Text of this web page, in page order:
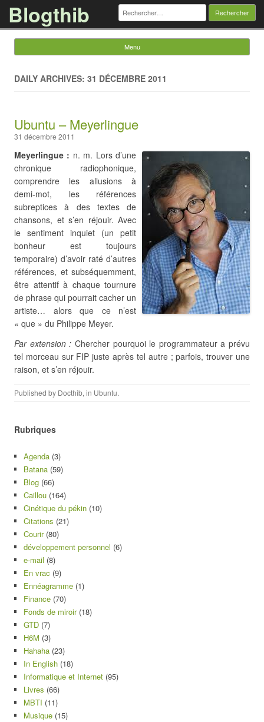
Blogthib Rechercher :
Menu
DAILY ARCHIVES: 31 DÉCEMBRE 2011
Ubuntu – Meyerlingue
31 décembre 2011
Meyerlingue : n. m. Lors d’une
chronique radiophonique,
comprendre les allusions à
demi-mot, les références
subreptices à des textes de
chansons, et s’en réjouir. Avec
le sentiment inquiet (un petit
bonheur est toujours
temporaire) d’avoir raté d’autres
références, et subséquemment,
être attentif à chaque tournure
de phrase qui pourrait cacher un
artiste… alors que ce n’est
« que » du Philippe Meyer.
Par extension : Chercher pourquoi le programmateur a prévu
tel morceau sur FIP juste après tel autre ; parfois, trouver une
raison, et s’en réjouir.
Published by Docthib, in Ubuntu.
Rubriques
Agenda (3)
Batana (59)
Blog (66)
Caillou (164)
Cinétique du pékin (10)
Citations (21)
Courir(80)
développement personnel (6)
e-mail (8)
En vrac (9)
Ennéagramme (1)
Finance (70)
Fonds de miroir(18)
GTD (7)
H6M (3)
Hahaha (23)
In English (18)
Informatique et Internet (95)
Livres (66)
MBTI (11)
Musique (15)